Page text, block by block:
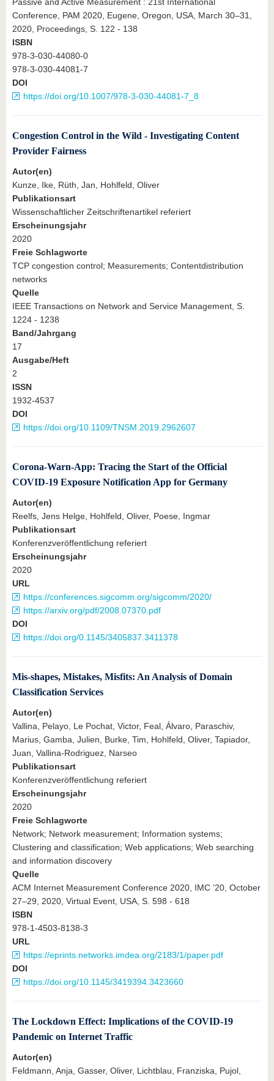
Conference, PAM 2020, Eugene, Oregon, USA, March 30–31,
2020, Proceedings, S. 122 - 138
ISBN
978-3-030-44080-0
978-3-030-44081-7
DOI
https://doi.org/10.1007/978-3-030-44081-7_8
Congestion Control in the Wild - Investigating Content
Provider Fairness
Autor(en)
Kunze, Ike, Rüth, Jan, Hohlfeld, Oliver
Publikationsart
Wissenschaftlicher Zeitschriftenartikel referiert
Erscheinungsjahr
2020
Freie Schlagworte
TCP congestion control; Measurements; Contentdistribution
networks
Quelle
IEEE Transactions on Network and Service Management, S.
1224 - 1238
Band/Jahrgang
17
Ausgabe/Heft
2
ISSN
1932-4537
DOI
https://doi.org/10.1109/TNSM.2019.2962607
Corona-Warn-App: Tracing the Start of the Official
COVID-19 Exposure Notification App for Germany
Autor(en)
Reelfs, Jens Helge, Hohlfeld, Oliver, Poese, Ingmar
Publikationsart
Konferenzveröffentlichung referiert
Erscheinungsjahr
2020
URL
https://conferences.sigcomm.org/sigcomm/2020/
https://arxiv.org/pdf/2008.07370.pdf
DOI
https://doi.org/0.1145/3405837.3411378
Mis-shapes, Mistakes, Misfits: An Analysis of Domain
Classification Services
Autor(en)
Vallina, Pelayo, Le Pochat, Victor, Feal, Álvaro, Paraschiv,
Marius, Gamba, Julien, Burke, Tim, Hohlfeld, Oliver, Tapiador,
Juan, Vallina-Rodriguez, Narseo
Publikationsart
Konferenzveröffentlichung referiert
Erscheinungsjahr
2020
Freie Schlagworte
Network; Network measurement; Information systems;
Clustering and classification; Web applications; Web searching
and information discovery
Quelle
ACM Internet Measurement Conference 2020, IMC ’20, October
27–29, 2020, Virtual Event, USA, S. 598 - 618
ISBN
978-1-4503-8138-3
URL
https://eprints.networks.imdea.org/2183/1/paper.pdf
DOI
https://doi.org/10.1145/3419394.3423660
The Lockdown Effect: Implications of the COVID-19
Pandemic on Internet Traffic
Autor(en)
Feldmann, Anja, Gasser, Oliver, Lichtblau, Franziska, Pujol,